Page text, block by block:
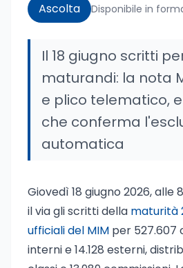
Ascolta Disponibile in
Il 18 giugno scritti
maturandi: la nota
e plico telematico,
che conferma
automatica
Giovedì 18 giugno 2026, alle
il via gli scritti della maturità
ufficiali del MIM per 527.607
interni e 14.128 esterni,